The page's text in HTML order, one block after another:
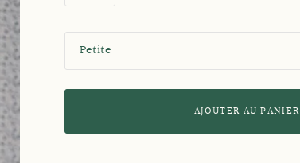
T
i
l
e
AJOUTER AU PANIER